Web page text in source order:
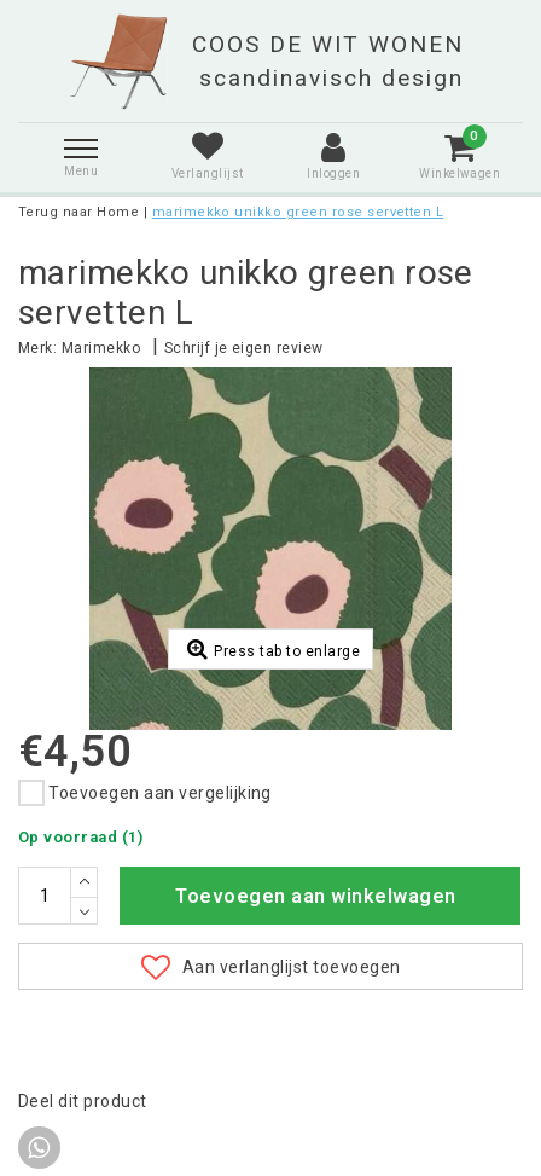
Menu Verlanglijst Inloggen
0
Winkelwagen
Terug naar Home | marimekko unikko green rose servetten L
marimekko unikko green rose
servetten L
Merk: Marimekko | Schrijf je eigen review
Press tab to enlarge
€4,50
Toevoegen aan vergelijking
Op voorraad (1)
Toevoegen aan winkelwagen
Aan verlanglijst toevoegen
Deel dit product